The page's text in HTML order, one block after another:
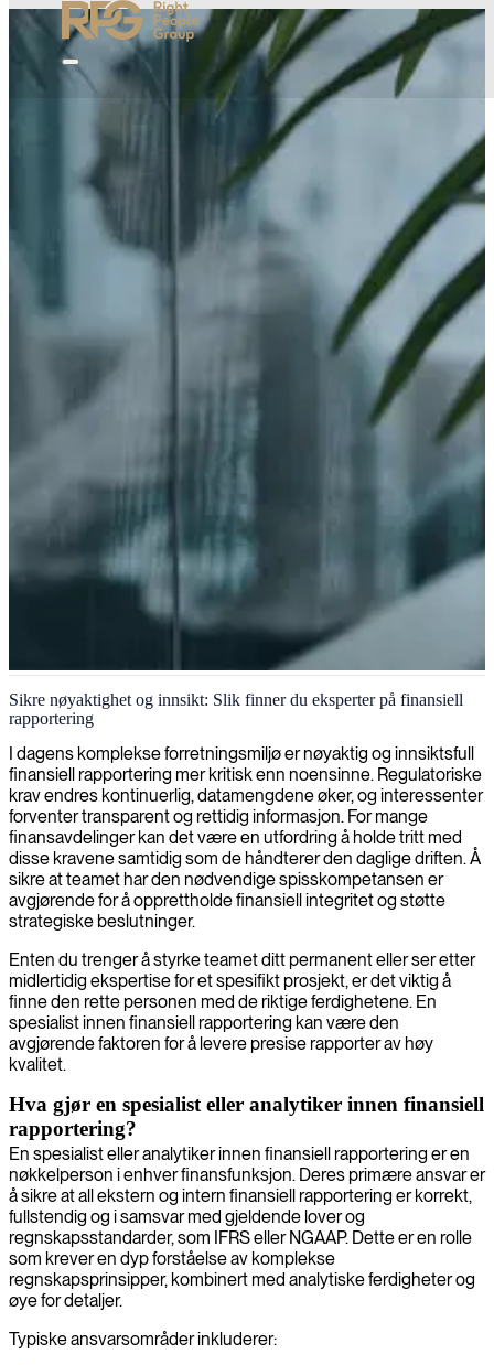
Finansiell rapportering og analyse
Vi leverer dyktige ledere innen økonomisk rapportering som kan
styrke de finansielle prosessene dine, etablere essensielle
rapporteringsstrukturer og drive fram databaserte beslutninger for
din organisasjon.
Sikre nøyaktighet og innsikt: Slik finner du eksperter på finansiell
rapportering
I dagens komplekse forretningsmiljø er nøyaktig og innsiktsfull
finansiell rapportering mer kritisk enn noensinne. Regulatoriske
krav endres kontinuerlig, datamengdene øker, og interessenter
forventer transparent og rettidig informasjon. For mange
finansavdelinger kan det være en utfordring å holde tritt med
disse kravene samtidig som de håndterer den daglige driften. Å
sikre at teamet har den nødvendige spisskompetansen er
avgjørende for å opprettholde finansiell integritet og støtte
strategiske beslutninger.
Enten du trenger å styrke teamet ditt permanent eller ser etter
midlertidig ekspertise for et spesifikt prosjekt, er det viktig å
finne den rette personen med de riktige ferdighetene. En
spesialist innen finansiell rapportering kan være den
avgjørende faktoren for å levere presise rapporter av høy
kvalitet.
Hva gjør en spesialist eller analytiker innen finansiell
rapportering?
En spesialist eller analytiker innen finansiell rapportering er en
nøkkelperson i enhver finansfunksjon. Deres primære ansvar er
å sikre at all ekstern og intern finansiell rapportering er korrekt,
fullstendig og i samsvar med gjeldende lover og
regnskapsstandarder, som IFRS eller NGAAP. Dette er en rolle
som krever en dyp forståelse av komplekse
regnskapsprinsipper, kombinert med analytiske ferdigheter og
øye for detaljer.
Typiske ansvarsområder inkluderer: